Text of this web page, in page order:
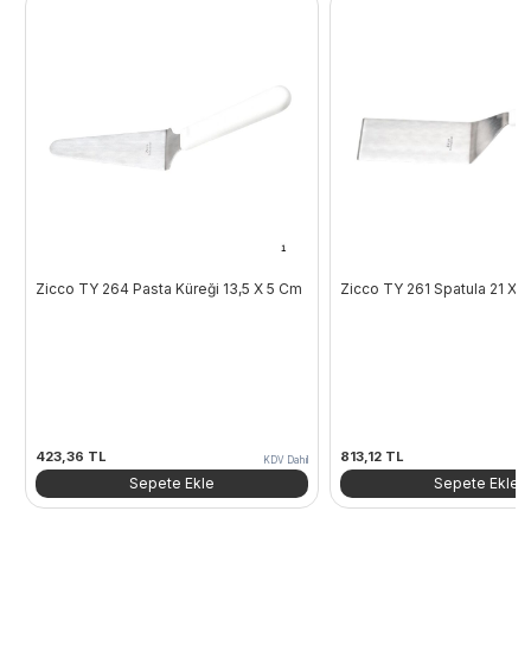
Zicco TY 264 Pasta Küreği 13,5 X 5 Cm
423,36 TL KDV Dahil
Sepete Ekle
Zicco TY 261 Spatula 21 X
813,12 TL
Sepete Ekle